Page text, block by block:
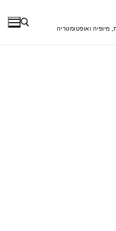
מיופיה ואופטומטריה